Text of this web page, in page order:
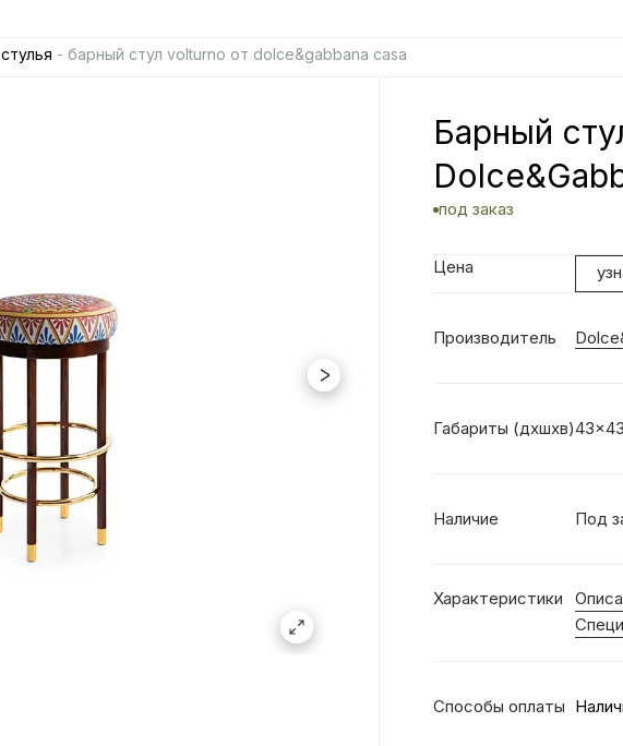
стулья - барный стул volturno от dolce&gabbana casa
Барный
под заказ
Цена
Производитель
Габариты (дхшхв)
Наличие Под
Характеристики
Способы оплаты